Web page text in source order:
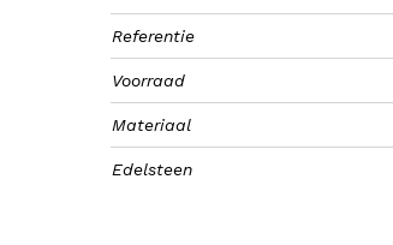
Referentie
Voorraad
Materiaal
Edelsteen